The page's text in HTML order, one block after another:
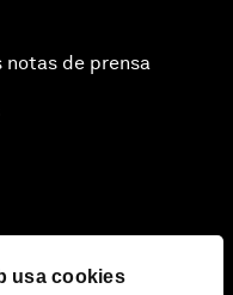
usa cookies
notas de prensa